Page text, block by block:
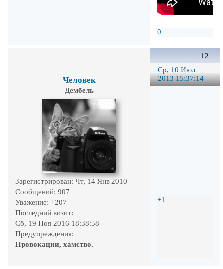
0
12
Ср, 10 Июл
2013 15:37:14
Человек
Дембель
Зарегистрирован: Чт, 14 Янв 2010
Сообщений: 907
Уважение: +207
Последний визит:
Сб, 19 Ноя 2016 18:38:58
Предупреждения:
Провокации, хамство.
+1